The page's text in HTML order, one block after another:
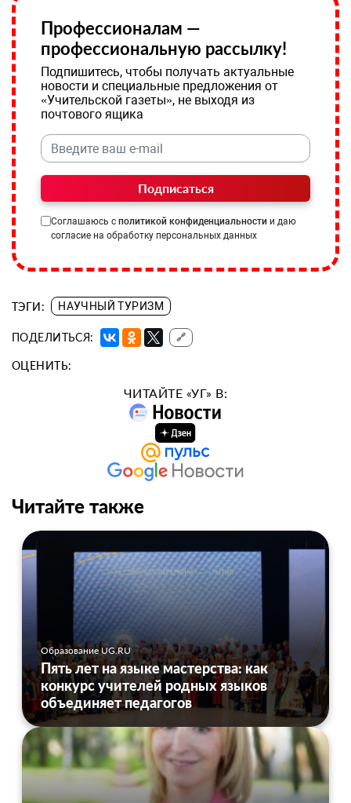
Профессионалам —
профессиональную рассылку!
Подпишитесь, чтобы получать актуальные
новости и специальные предложения от
«Учительской газеты», не выходя из
почтового ящика
Подписаться
Соглашаюсь с политикой конфиденциальности и даю
согласие на обработку персональных данных
ТЭГИ: НАУЧНЫЙ ТУРИЗМ
ПОДЕЛИТЬСЯ: 🔗
ОЦЕНИТЬ:
ЧИТАЙТЕ «УГ» В:
Читайте также
Образование UG.RU
Пять лет на языке мастерства: как
конкурс учителей родных языков
объединяет педагогов